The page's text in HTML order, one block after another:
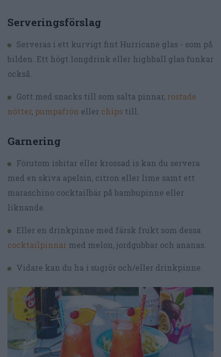
Serveringsförslag
Serveras i ett kurvigt fint Hurricane glas - som på
bilden. Ett högt longdrink eller highball glas funkar
också.
Gott med snacks till som salta pinnar, rostade
nötter, pumpafrön eller chips till.
Garnering
Förutom isbitar eller krossad is kan du servera
med en skiva apelsin, citron eller lime samt ett
maraschino cocktailbär på bambupinne eller
liknande.
Eller en drinkpinne med färsk frukt som dessa
cocktailpinnar med melon, jordgubbar och ananas.
Vidare kan du ha i sugrör och/eller drinkpinne.